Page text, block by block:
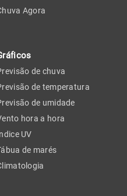
Agora
de chuva
de temperatura
de umidade
hora a hora
UV
de marés